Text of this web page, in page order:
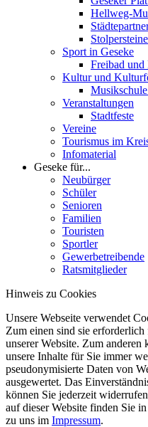
Hellweg-
Sport in Geseke
Freibad und
Kultur und
Veranstaltungen
Stadtfeste
Vereine
Tourismus im
Infomaterial
Geseke für...
Neubürger
Schüler
Senioren
Familien
Touristen
Sportler
Gewerbetreibende
Ratsmitglieder
Hinweis zu Cookies
Unsere Webseite verwendet
Zum einen sind sie
unserer Website. Zum
unsere Inhalte für Sie immer
pseudonymisierte Daten von
ausgewertet. Das
können Sie jederzeit
auf dieser Website finden Sie
zu uns im Impressum.